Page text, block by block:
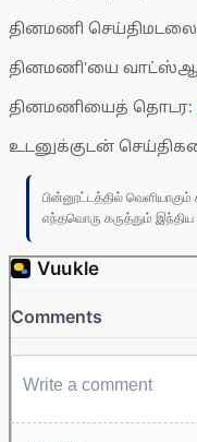
தினமணி
தினமணி'யை
தினமணியைத் தொடர:
உடனுக்குடன்
பின்னூட்டத்தில்
எந்தவொரு கருத்தும்